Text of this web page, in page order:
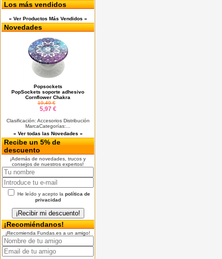
Los más vendidos
« Ver Productos Más Vendidos »
Novedades
Popsockets
PopSockets soporte adhesivo
Cornflower Chakra
19,49 €
5,97 €
Clasificación: Accesorios Distribución
MarcaCategorías:...
« Ver todas las Novedades »
Recibe un 5% de
descuento
¡Además de novedades, trucos y
consejos de nuestros expertos!
He leído y acepto la política de
privacidad
¡Recomiéndanos!
¡Recomienda Fundas.es a un amigo!